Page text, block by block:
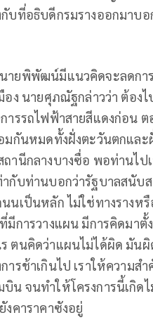
กับที่อธิบดีกรมรางออกมาบอ
ายพิพัฒน์มีแนวคิดจะลดกา
อง นายศุภณัฐกล่าวว่า ต้อง
การรถไฟฟ้าสายสีแดงก่อน
อมกันหมดทั้งฝั่งตะวันตกแล
ถานีกลางบางซื่อ พอท่านไ
กับท่านบอกว่ารัฐบาลสนับ
นนเป็นหลัก ไม่ใช่ทางรางห
มีการวางแผน มีการคิดมาตั้
ร ตนคิดว่าแผนไม่ได้ผิด มัน
ารช้าเกินไป เราให้ความส
น จนทำให้โครงการนี้เกิดไ
งคาราคาซังอยู่